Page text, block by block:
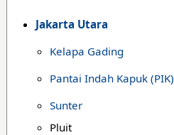
Jakarta Utara
Kelapa Gading
Pantai Indah Kapuk (PIK)
Sunter
Pluit